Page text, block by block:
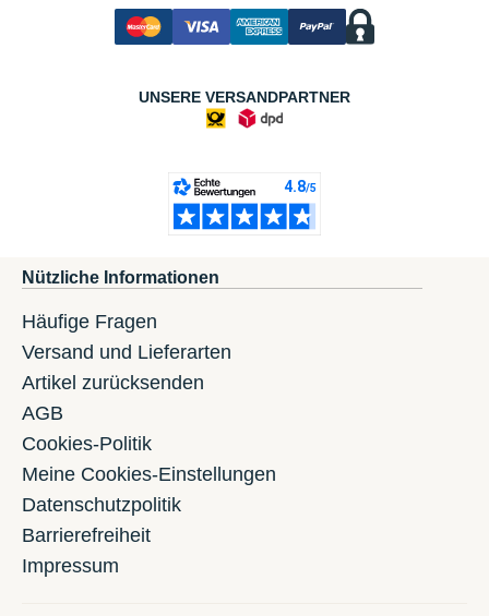
UNSERE VERSANDPARTNER
Nützliche Informationen
Häufige Fragen
Versand und Lieferarten
Artikel zurücksenden
AGB
Cookies-Politik
Meine Cookies-Einstellungen
Datenschutzpolitik
Barrierefreiheit
Impressum